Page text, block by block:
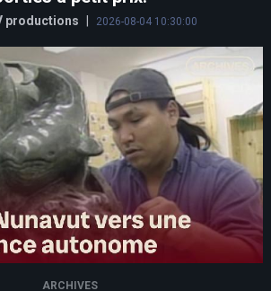
productions | 2026-08-04 10:30:00
ARCHIVES